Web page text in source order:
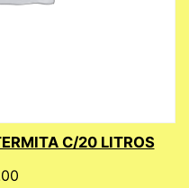
C/20 LITROS